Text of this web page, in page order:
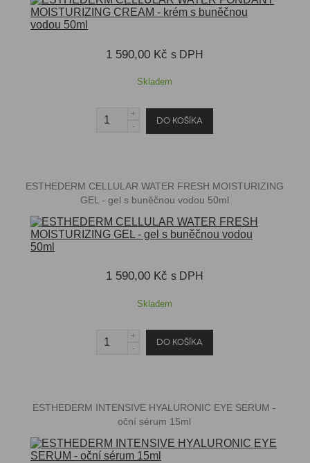
1 590,00 Kč s DPH
Skladem
ESTHEDERM CELLULAR WATER FRESH MOISTURIZING
GEL - gel s buněčnou vodou 50ml
1 590,00 Kč s DPH
Skladem
ESTHEDERM INTENSIVE HYALURONIC EYE SERUM -
oční sérum 15ml